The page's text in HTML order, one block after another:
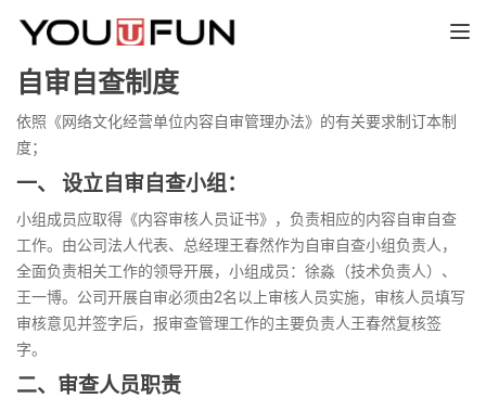
自审自查制度
依照《网络文化经营单位内容自审管理办法》的有关要求制订本制
度；
一、 设立自审自查小组：
小组成员应取得《内容审核人员证书》，负责相应的内容自审自查
工作。由公司法人代表、总经理王春然作为自审自查小组负责人，
全面负责相关工作的领导开展，小组成员：徐淼（技术负责人）、
王一博。公司开展自审必须由2名以上审核人员实施，审核人员填写
审核意见并签字后，报审查管理工作的主要负责人王春然复核签
字。
二、审查人员职责